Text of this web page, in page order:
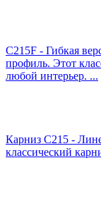
C215F - Гибкая
профиль. Этот
любой интерьер. ...
Карниз C215 -
классический